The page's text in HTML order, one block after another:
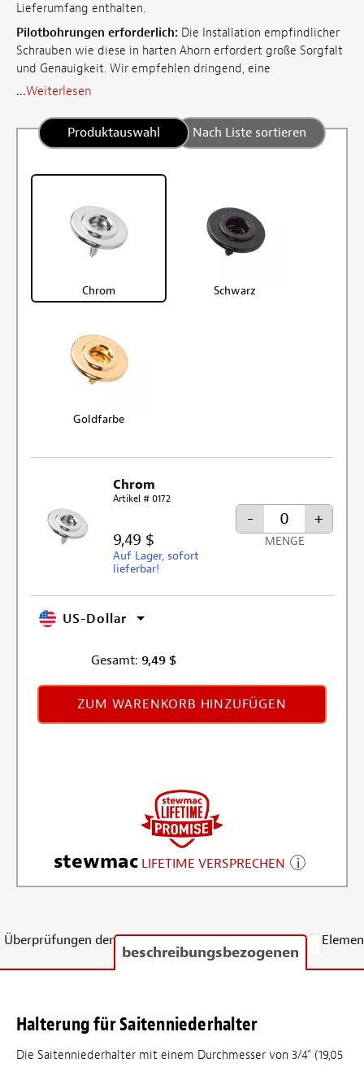
Lieferumfang enthalten.
Pilotbohrungen erforderlich: Die Installation empfindlicher
Schrauben wie diese in harten Ahorn erfordert große Sorgfalt
und Genauigkeit. Wir empfehlen dringend, eine
...Weiterlesen
Produktauswahl Nach Liste sortieren
Chrom Schwarz
Goldfarbe
Chrom
Artikel # 0172
9,49 $
Auf Lager, sofort
lieferbar!
- +
MENGE
US-Dollar
Gesamt: 9,49 $
ZUM WARENKORB HINZUFÜGEN
stewmac LIFETIME VERSPRECHEN
Überprüfungen der
beschreibungsbezogenen
Halterung für Saitenniederhalter
Die Saitenniederhalter mit einem Durchmesser von 3/4" (19,05